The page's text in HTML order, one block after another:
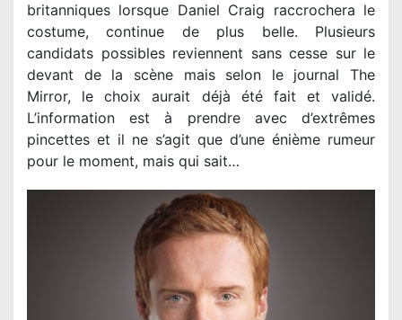
britanniques lorsque Daniel Craig raccrochera le
costume, continue de plus belle. Plusieurs
candidats possibles reviennent sans cesse sur le
devant de la scène mais selon le journal The
Mirror, le choix aurait déjà été fait et validé.
L’information est à prendre avec d’extrêmes
pincettes et il ne s’agit que d’une énième rumeur
pour le moment, mais qui sait…